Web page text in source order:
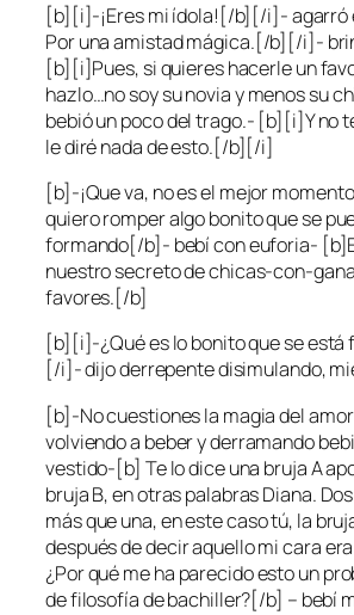
[b][i]-¡Eres mi ídola![/b][/i]-
Por una amistad mágica.[/b][/i]-
[b][i]Pues, si quieres hacerle un
hazlo…no soy su novia y menos su
bebió un poco del trago.- [b][i]Y no
le diré nada de esto.[/b][/i]
[b]-¡Que va, no es el mejor
quiero romper algo bonito que se
formando[/b]- bebí con euforia-
nuestro secreto de chicas-con-
favores.[/b]
[b][i]-¿Qué es lo bonito que se
[/i]- dijo derrepente disimulando,
[b]-No cuestiones la magia del
volviendo a beber y derramando
vestido-[b] Te lo dice una bruja A
bruja B, en otras palabras Diana.
más que una, en este caso tú, la
después de decir aquello mi cara
¿Por qué me ha parecido esto un
de filosofía de bachiller?[/b] – bebí